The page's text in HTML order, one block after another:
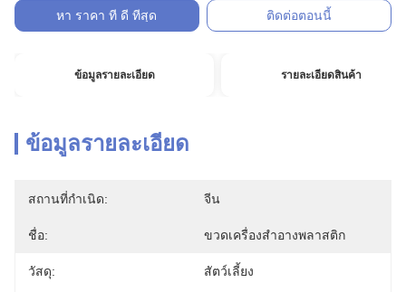
หา ราคา ที่ ดี ที่สุด ติดต่อตอนนี้
ข้อมูลรายละเอียด รายละเอียดสินค้า
ข้อมูลรายละเอียด
สถานที่กำเนิด: จีน
ชื่อ: ขวดเครื่องสำอางพลาสติก
วัสดุ: สัตว์เลี้ยง